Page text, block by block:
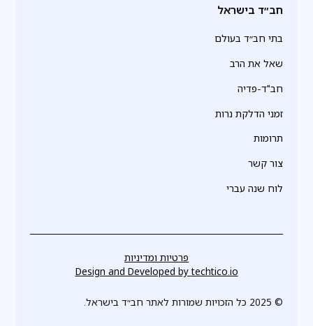
חב״ד בישראל
בתי חב״ד בעולם
שאל את הרב
חב"ד-פדיה
זמני הדלקת נרות
תרומות
צור קשר
לוח שנה עברי
© 2025 כל הזכויות שמורות לאתר חב״ד בישראל.
פרטיות ומדיניות
Design and Developed bytechtico.io